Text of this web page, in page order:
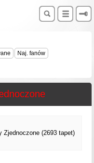
Naj. fanów
Zjednoczone (2693 tapet)